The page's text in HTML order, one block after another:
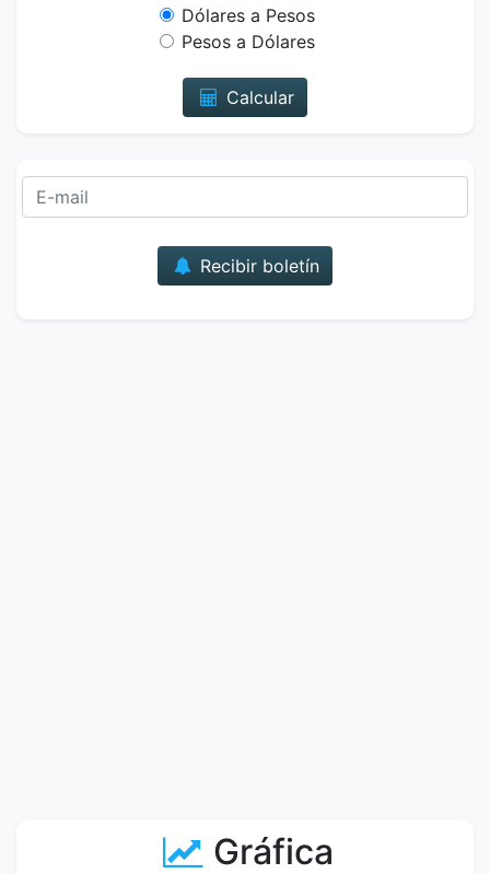
Dólares a Pesos
Pesos a Dólares
Calcular
Recibir boletín
Gráfica